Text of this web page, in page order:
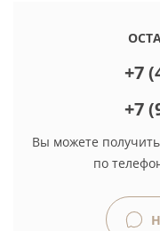
+7
+7
Вы можете
по